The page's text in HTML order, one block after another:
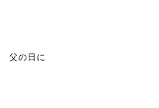
父の日に